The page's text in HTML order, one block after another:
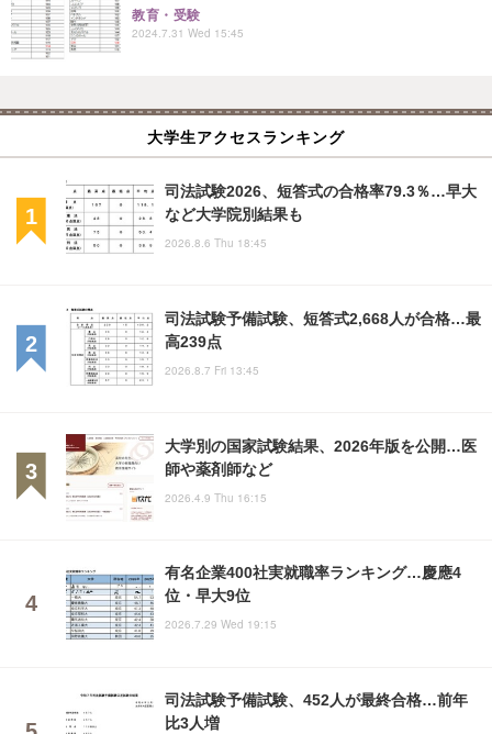
教育・受験
2024.7.31 Wed 15:45
大学生アクセスランキング
司法試験2026、短答式の合格率79.3％…早大
など大学院別結果も
2026.8.6 Thu 18:45
司法試験予備試験、短答式2,668人が合格…最
高239点
2026.8.7 Fri 13:45
大学別の国家試験結果、2026年版を公開…医
師や薬剤師など
2026.4.9 Thu 16:15
有名企業400社実就職率ランキング…慶應4
位・早大9位
2026.7.29 Wed 19:15
司法試験予備試験、452人が最終合格…前年
比3人増